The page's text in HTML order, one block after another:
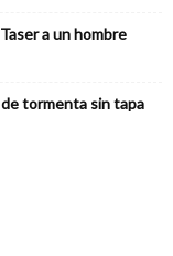
a un hombre
tormenta sin tapa